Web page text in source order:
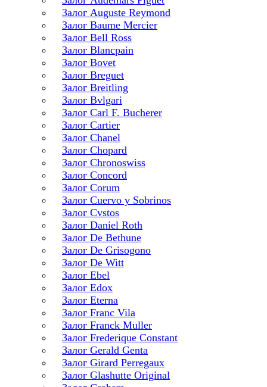
Залог Auguste Reymond
Залог Baume Mercier
Залог Bell Ross
Залог Blancpain
Залог Bovet
Залог Breguet
Залог Breitling
Залог Bvlgari
Залог Carl F. Bucherer
Залог Cartier
Залог Chanel
Залог Chopard
Залог Chronoswiss
Залог Concord
Залог Corum
Залог Cuervo y Sobrinos
Залог Cvstos
Залог Daniel Roth
Залог De Bethune
Залог De Grisogono
Залог De Witt
Залог Ebel
Залог Edox
Залог Eterna
Залог Franc Vila
Залог Franck Muller
Залог Frederique Constant
Залог Gerald Genta
Залог Girard Perregaux
Залог Glashutte Original